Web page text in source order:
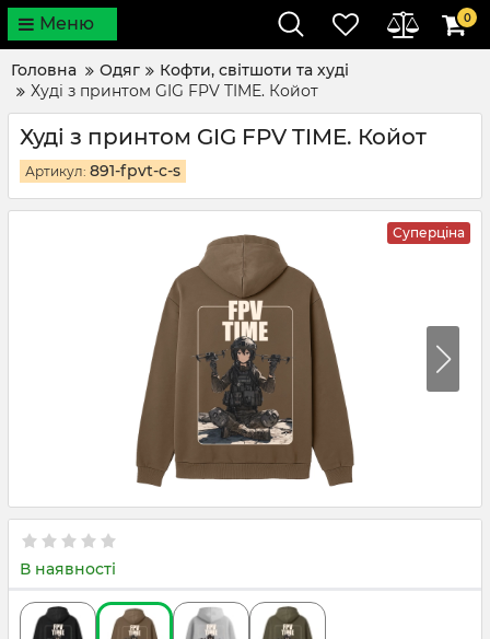
Меню 0
Головна Одяг
Кофти, світшоти та худі
Худі з принтом GIG FPV TIME. Койот
Худі з принтом GIG FPV TIME. Койот
Артикул: 891-fpvt-c-s
Суперціна
В наявності